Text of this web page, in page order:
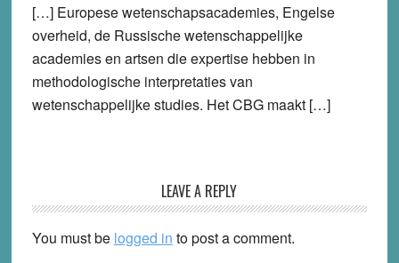
[…] Europese wetenschapsacademies, Engelse
overheid, de Russische wetenschappelijke
academies en artsen die expertise hebben in
methodologische interpretaties van
wetenschappelijke studies. Het CBG maakt […]
LEAVE A REPLY
You must be logged in to post a comment.